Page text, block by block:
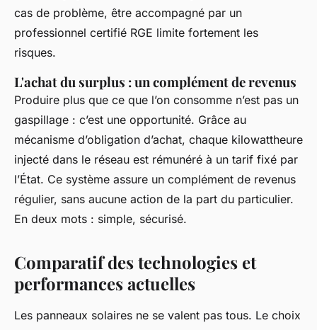
cas de problème, être accompagné par un
professionnel certifié RGE limite fortement les
risques.
L'achat du surplus : un complément de revenus
Produire plus que ce que l’on consomme n’est pas un
gaspillage : c’est une opportunité. Grâce au
mécanisme d’obligation d’achat, chaque kilowattheure
injecté dans le réseau est rémunéré à un tarif fixé par
l’État. Ce système assure un complément de revenus
régulier, sans aucune action de la part du particulier.
En deux mots : simple, sécurisé.
Comparatif des technologies et
performances actuelles
Les panneaux solaires ne se valent pas tous. Le choix